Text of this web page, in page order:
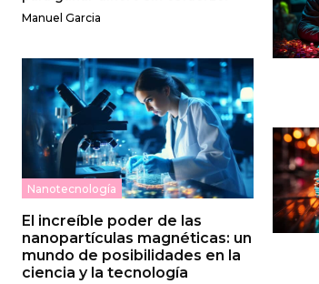
Manuel Garcia
Nanotecnología
El increíble poder de las
nanopartículas magnéticas: un
mundo de posibilidades en la
ciencia y la tecnología